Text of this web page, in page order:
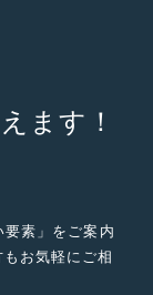
ます！
素」をご案内
お気軽にご相